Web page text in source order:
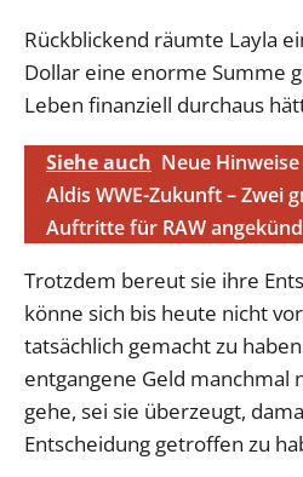
Rückblickend räumte Layla
Dollar eine enorme Summe
Leben finanziell durchaus
Siehe auch Neue
Aldis WWE-Zukunft – Zwei
Auftritte für RAW
Trotzdem bereut sie ihre
könne sich bis heute nicht
tatsächlich gemacht zu
entgangene Geld manchmal
gehe, sei sie überzeugt,
Entscheidung getroffen zu